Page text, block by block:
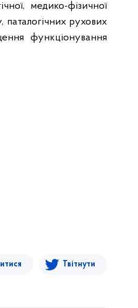
медико-фізичної
паталогічних рухових
функціонування
Твітнути